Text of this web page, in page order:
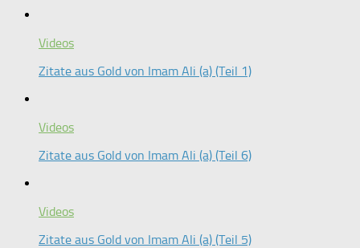
Videos
Zitate aus Gold von Imam Ali (a) (Teil 1)
Videos
Zitate aus Gold von Imam Ali (a) (Teil 6)
Videos
Zitate aus Gold von Imam Ali (a) (Teil 5)